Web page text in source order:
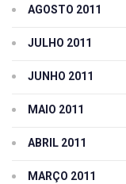
AGOSTO 2011
JULHO 2011
JUNHO 2011
MAIO 2011
ABRIL 2011
MARÇO 2011